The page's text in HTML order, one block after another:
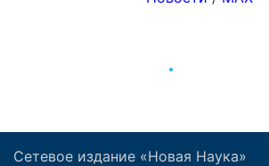
Сетевое издание «Новая Наука»